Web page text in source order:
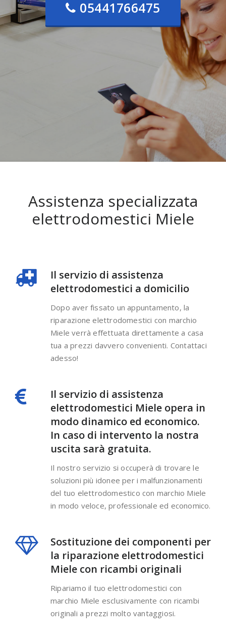
05441766475
Assistenza specializzata
elettrodomestici Miele
Il servizio di assistenza
elettrodomestici a domicilio
Dopo aver fissato un appuntamento, la
riparazione elettrodomestici con marchio
Miele verrà effettuata direttamente a casa
tua a prezzi davvero convenienti. Contattaci
adesso!
Il servizio di assistenza
elettrodomestici Miele opera in
modo dinamico ed economico.
In caso di intervento la nostra
uscita sarà gratuita.
Il nostro servizio si occuperà di trovare le
soluzioni più idonee per i malfunzionamenti
del tuo elettrodomestico con marchio Miele
in modo veloce, professionale ed economico.
Sostituzione dei componenti per
la riparazione elettrodomestici
Miele con ricambi originali
Ripariamo il tuo elettrodomestici con
marchio Miele esclusivamente con ricambi
originali a prezzi molto vantaggiosi.